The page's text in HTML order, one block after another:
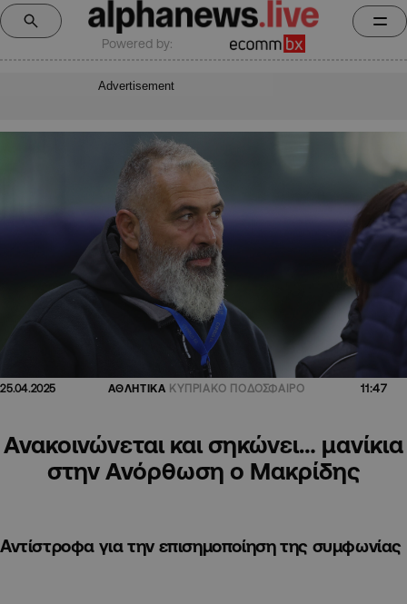
Powered by:
Advertisement
25.04.2025 ΑΘΛΗΤΙΚΑ ΚΥΠΡΙΑΚΟ ΠΟΔΟΣΦΑΙΡΟ 11:47
Ανακοινώνεται και σηκώνει… μανίκια
στην Ανόρθωση ο Μακρίδης
Αντίστροφα για την επισημοποίηση της συμφωνίας